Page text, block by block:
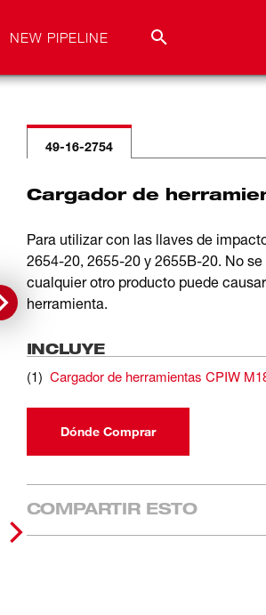
NEW PIPELINE
49-16-2754
Cargador de
Para utilizar con las llaves de
2654-20, 2655-20 y 2655B-20. No
cualquier otro producto puede
herramienta.
INCLUYE
(1) Cargador de herramientas CPIW
Dónde Comprar
COMPARTIR ESTO